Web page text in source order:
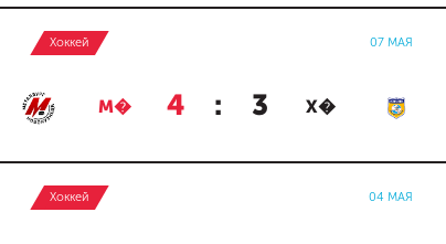
Хоккей 07 МАЯ
М� 4 : 3 Х�
Хоккей 04 МАЯ